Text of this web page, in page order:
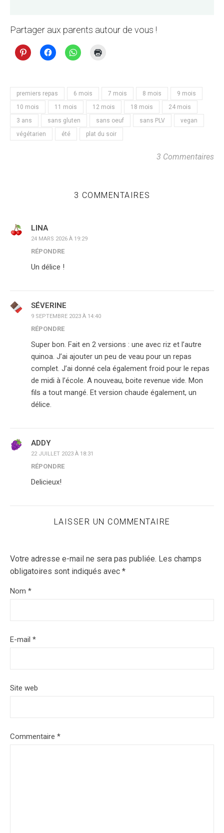
Partager aux parents autour de vous !
premiers repas 6 mois 7 mois 8 mois
9 mois
10 mois
11 mois 12 mois 18 mois
24 mois
3 ans
sans gluten sans oeuf sans PLV
vegan
végétarien
été plat du soir
3 Commentaires
3 COMMENTAIRES
LINA
24 MARS 2026 À 19:29
RÉPONDRE
Un délice !
SÉVERINE
9 SEPTEMBRE 2023 À 14:40
RÉPONDRE
Super bon. Fait en 2 versions : une avec riz et l’autre
quinoa. J’ai ajouter un peu de veau pour un repas
complet. J’ai donné cela également froid pour le repas
de midi à l’école. A nouveau, boite revenue vide. Mon
fils a tout mangé. Et version chaude également, un
délice.
ADDY
22 JUILLET 2023 À 18:31
RÉPONDRE
Delicieux!
LAISSER UN COMMENTAIRE
Votre adresse e-mail ne sera pas publiée. Les champs
obligatoires sont indiqués avec *
Nom *
E-mail *
Site web
Commentaire *